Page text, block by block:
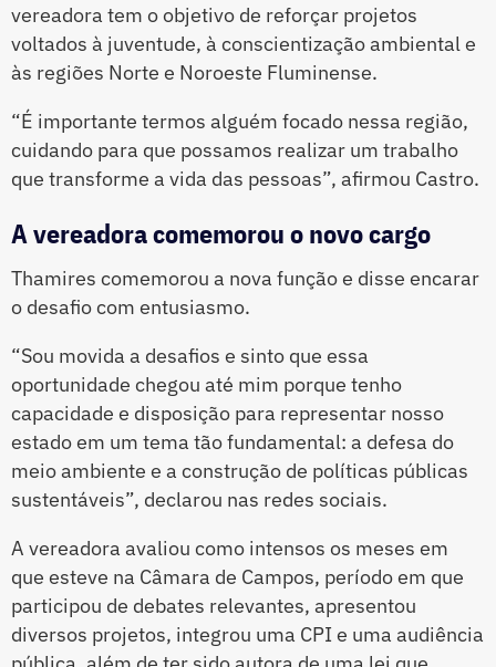
vereadora tem o objetivo de reforçar projetos
voltados à juventude, à conscientização ambiental e
às regiões Norte e Noroeste Fluminense.
“É importante termos alguém focado nessa região,
cuidando para que possamos realizar um trabalho
que transforme a vida das pessoas”, afirmou Castro.
A vereadora comemorou o novo cargo
Thamires comemorou a nova função e disse encarar
o desafio com entusiasmo.
“Sou movida a desafios e sinto que essa
oportunidade chegou até mim porque tenho
capacidade e disposição para representar nosso
estado em um tema tão fundamental: a defesa do
meio ambiente e a construção de políticas públicas
sustentáveis”, declarou nas redes sociais.
A vereadora avaliou como intensos os meses em
que esteve na Câmara de Campos, período em que
participou de debates relevantes, apresentou
diversos projetos, integrou uma CPI e uma audiência